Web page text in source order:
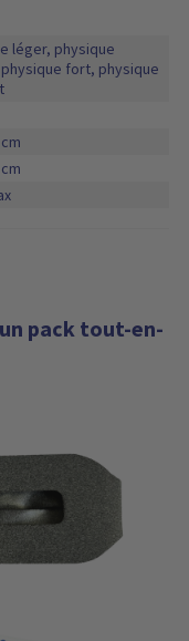
léger, physique
fort, physique
pack tout-en-